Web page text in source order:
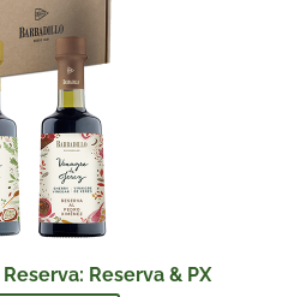
Reserva & PX